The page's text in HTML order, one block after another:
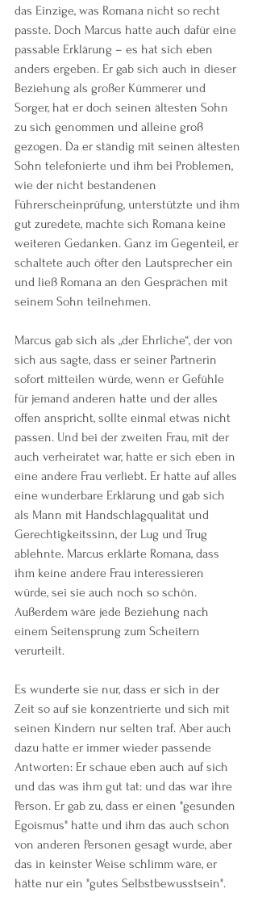
das Einzige, was Romana nicht so recht
passte. Doch Marcus hatte auch dafür eine
passable Erklärung – es hat sich eben
anders ergeben. Er gab sich auch in dieser
Beziehung als großer Kümmerer und
Sorger, hat er doch seinen ältesten Sohn
zu sich genommen und alleine groß
gezogen. Da er ständig mit seinen ältesten
Sohn telefonierte und ihm bei Problemen,
wie der nicht bestandenen
Führerscheinprüfung, unterstützte und ihm
gut zuredete, machte sich Romana keine
weiteren Gedanken. Ganz im Gegenteil, er
schaltete auch öfter den Lautsprecher ein
und ließ Romana an den Gesprächen mit
seinem Sohn teilnehmen.
Marcus gab sich als „der Ehrliche“, der von
sich aus sagte, dass er seiner Partnerin
sofort mitteilen würde, wenn er Gefühle
für jemand anderen hatte und der alles
offen anspricht, sollte einmal etwas nicht
passen. Und bei der zweiten Frau, mit der
auch verheiratet war, hatte er sich eben in
eine andere Frau verliebt. Er hatte auf alles
eine wunderbare Erklärung und gab sich
als Mann mit Handschlagqualität und
Gerechtigkeitssinn, der Lug und Trug
ablehnte. Marcus erklärte Romana, dass
ihm keine andere Frau interessieren
würde, sei sie auch noch so schön.
Außerdem wäre jede Beziehung nach
einem Seitensprung zum Scheitern
verurteilt.
Es wunderte sie nur, dass er sich in der
Zeit so auf sie konzentrierte und sich mit
seinen Kindern nur selten traf. Aber auch
dazu hatte er immer wieder passende
Antworten: Er schaue eben auch auf sich
und das was ihm gut tat: und das war ihre
Person. Er gab zu, dass er einen "gesunden
Egoismus" hatte und ihm das auch schon
von anderen Personen gesagt wurde, aber
das in keinster Weise schlimm wäre, er
hätte nur ein "gutes Selbstbewusstsein".